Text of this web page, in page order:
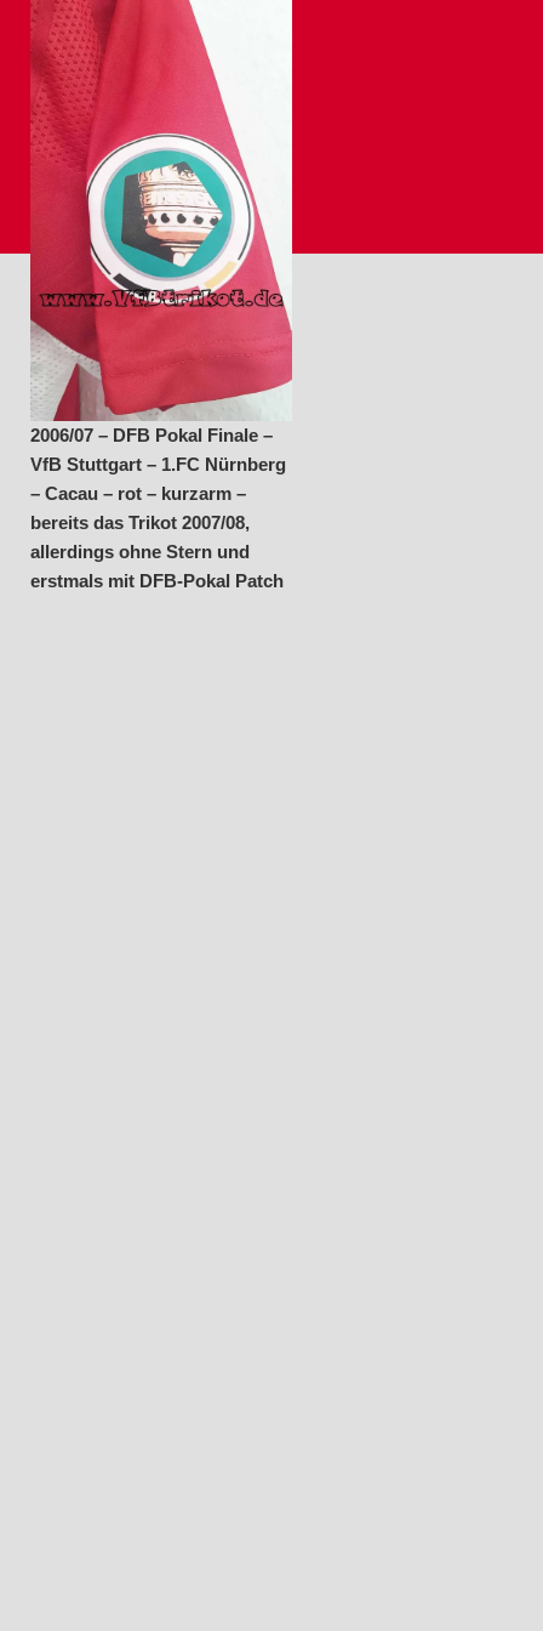
– Cacau – rot – kurzarm –
bereits das Trikot 2007/08,
allerdings ohne Stern und
erstmals mit DFB-Pokal Patch
2006/07 – DFB Pokal Finale –
VfB Stuttgart – 1.FC Nürnberg
– Cacau – rot – kurzarm –
bereits das Trikot 2007/08,
allerdings ohne Stern und
erstmals mit DFB-Pokal Patch